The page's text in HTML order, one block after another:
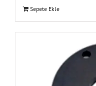
Sepete Ekle